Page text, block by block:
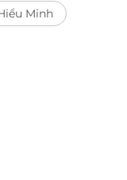
Minh